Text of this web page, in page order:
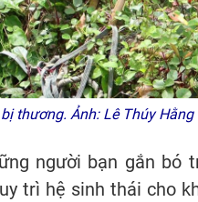
thương. Ảnh: Lê Thúy
người bạn gắn bó
trì hệ sinh thái cho